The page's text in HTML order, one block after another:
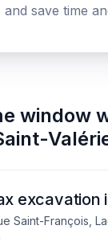
save time
window
excavation
Saint-François,